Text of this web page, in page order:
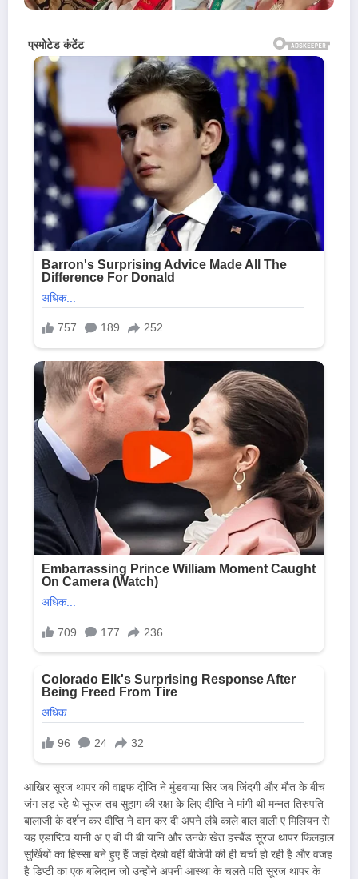
आखिर सूरज थापर की वाइफ दीप्ति ने मुंडवाया सिर जब जिंदगी और मौत के बीच
जंग लड़ रहे थे सूरज तब सुहाग की रक्षा के लिए दीप्ति ने मांगी थी मन्नत तिरुपति
बालाजी के दर्शन कर दीप्ति ने दान कर दी अपने लंबे काले बाल वाली ए मिलियन से
यह एडाप्टिव यानी अ ए बी पी बी यानि और उनके खेत हस्बैंड सूरज थापर फिलहाल
सुर्खियों का हिस्सा बने हुए हैं जहां देखो वहीं बीजेपी की ही चर्चा हो रही है और वजह
है डिप्टी का एक बलिदान जो उन्होंने अपनी आस्था के चलते पति सूरज थापर के